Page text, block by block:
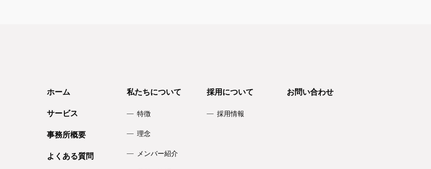
ホーム
サービス
事務所概要
よくある質問
私たちについて
特徴
理念
メンバー紹介
採用について
採用情報
お問い合わせ